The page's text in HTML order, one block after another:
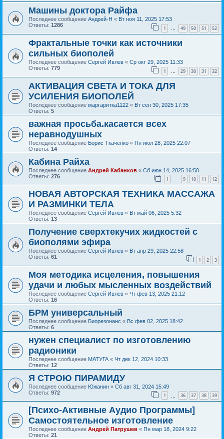
Машины доктора Райфа
Последнее сообщение Андрей-Н « Вт ноя 11, 2025 17:53
Ответы: 1286 1 … 49 50 51 52
Фрактальные точки как источники
сильных биополей
Последнее сообщение Сергей Ивлев « Ср окт 29, 2025 11:33
Ответы: 779 1 … 29 30 31 32
АКТИВАЦИЯ СВЕТА И ТОКА ДЛЯ
УСИЛЕНИЯ БИОПОЛЕЙ
Последнее сообщение маргаритка1122 « Вт сен 30, 2025 17:35
Ответы: 5
важная просьба.касается всех
неравнодушных
Последнее сообщение Борис Ткаченко « Пн июл 28, 2025 22:07
Ответы: 14
Кабина Райха
Последнее сообщение Андрей Кабанков « Сб июн 14, 2025 16:50
Ответы: 276 1 9 10 11 12
НОВАЯ АВТОРСКАЯ ТЕХНИКА МАССАЖА
И РАЗМИНКИ ТЕЛА
Последнее сообщение Сергей Ивлев « Вт май 06, 2025 5:32
Ответы: 13
Получение сверхтекучих жидкостей с
биополями эфира
Последнее сообщение Сергей Ивлев « Вт апр 29, 2025 22:58
Ответы: 61 1 2 3
Моя методика исцеления, повышения
удачи и любых мысленных воздействий
Последнее сообщение Сергей Ивлев « Чт фев 13, 2025 21:12
Ответы: 16
БРМ универсальный
Последнее сообщение Биорезонанс « Вс фев 02, 2025 18:42
Ответы: 6
нужен специалист по изготовлению
радионики
Последнее сообщение МАТУГА « Чт дек 12, 2024 10:33
Ответы: 12
Я СТРОЮ ПИРАМИДУ
Последнее сообщение Южанин « Сб авг 31, 2024 15:49
Ответы: 972 1 36 37 38 39
[Психо-Активные Аудио Программы]
Самостоятельное изготовление
Последнее сообщение Андрей Патрушев « Пн мар 18, 2024 9:22
Ответы: 21